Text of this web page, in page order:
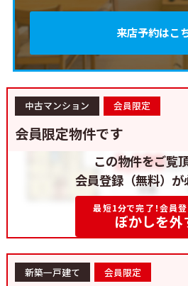
来店予約はこ
中古マンション 会員限定
会員限定物件です
この物件をご覧
会員登録（無料）が
最短1分で完了！会員
ぼかしを外
新築一戸建て 会員限定